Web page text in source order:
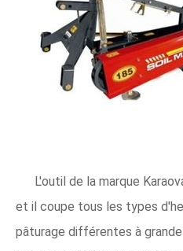
L'outil de la marque
et il coupe tous les types
pâturage différentes à